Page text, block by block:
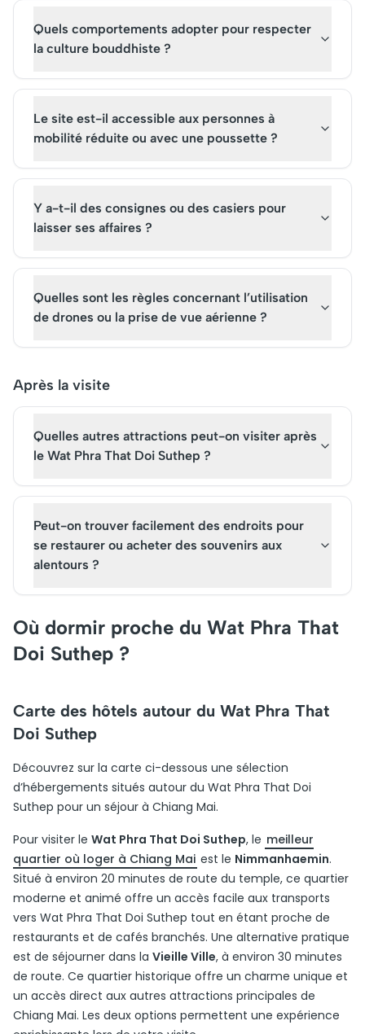
Quels comportements adopter pour respecter
la culture bouddhiste ?
Le site est-il accessible aux personnes à
mobilité réduite ou avec une poussette ?
Y a-t-il des consignes ou des casiers pour
laisser ses affaires ?
Quelles sont les règles concernant l’utilisation
de drones ou la prise de vue aérienne ?
Après la visite
Quelles autres attractions peut-on visiter après
le Wat Phra That Doi Suthep ?
Peut-on trouver facilement des endroits pour
se restaurer ou acheter des souvenirs aux
alentours ?
Où dormir proche du Wat Phra That
Doi Suthep ?
Carte des hôtels autour du Wat Phra That
Doi Suthep
Découvrez sur la carte ci-dessous une sélection
d’hébergements situés autour du Wat Phra That Doi
Suthep pour un séjour à Chiang Mai.
Pour visiter le Wat Phra That Doi Suthep, le meilleur
quartier où loger à Chiang Mai est le Nimmanhaemin.
Situé à environ 20 minutes de route du temple, ce quartier
moderne et animé offre un accès facile aux transports
vers Wat Phra That Doi Suthep tout en étant proche de
restaurants et de cafés branchés. Une alternative pratique
est de séjourner dans la Vieille Ville, à environ 30 minutes
de route. Ce quartier historique offre un charme unique et
un accès direct aux autres attractions principales de
Chiang Mai. Les deux options permettent une expérience